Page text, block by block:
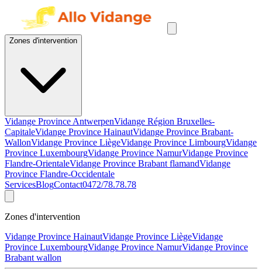
Zones d'intervention
Vidange Province AntwerpenVidange Région Bruxelles-
CapitaleVidange Province HainautVidange Province Brabant-
WallonVidange Province LiègeVidange Province LimbourgVidange
Province LuxembourgVidange Province NamurVidange Province
Flandre-OrientaleVidange Province Brabant flamandVidange
Province Flandre-Occidentale
ServicesBlogContact0472/78.78.78
Zones d'intervention
Vidange Province HainautVidange Province LiègeVidange
Province LuxembourgVidange Province NamurVidange Province
Brabant wallon